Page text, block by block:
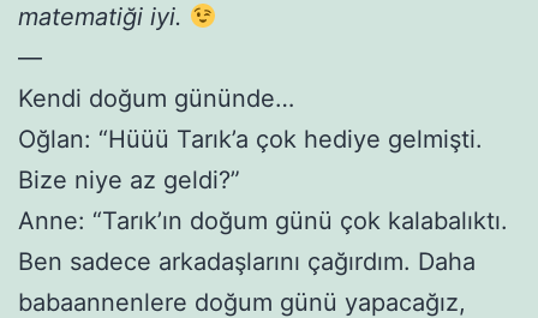
matematiği iyi.
—
Kendi doğum gününde…
Oğlan: “Hüüü Tarık’a çok hediye gelmişti.
Bize niye az geldi?”
Anne: “Tarık’ın doğum günü çok kalabalıktı.
Ben sadece arkadaşlarını çağırdım. Daha
babaannenlere doğum günü yapacağız,